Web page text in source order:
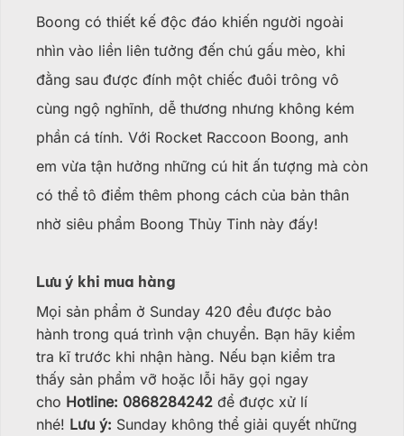
Boong có thiết kế độc đáo khiến người ngoài
nhìn vào liền liên tưởng đến chú gấu mèo, khi
đằng sau được đính một chiếc đuôi trông vô
cùng ngộ nghĩnh, dễ thương nhưng không kém
phần cá tính. Với Rocket Raccoon Boong, anh
em vừa tận hưởng những cú hit ấn tượng mà còn
có thể tô điểm thêm phong cách của bản thân
nhờ siêu phẩm Boong Thủy Tinh này đấy!
Lưu ý khi mua hàng
Mọi sản phẩm ở Sunday 420 đều được bảo
hành trong quá trình vận chuyển. Bạn hãy kiểm
tra kĩ trước khi nhận hàng. Nếu bạn kiểm tra
thấy sản phẩm vỡ hoặc lỗi hãy gọi ngay
cho Hotline: 0868284242 để được xử lí
nhé! Lưu ý: Sunday không thể giải quyết những